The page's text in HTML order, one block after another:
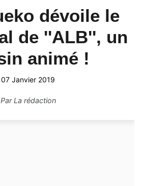
dévoile le
de ''ALB'', un
animé !
07 Janvier 2019
ParLa rédaction